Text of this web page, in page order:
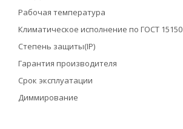
Рабочая температура
Климатическое исполнение по ГОСТ 15150
Степень защиты(IP)
Гарантия производителя
Срок эксплуатации
Диммирование